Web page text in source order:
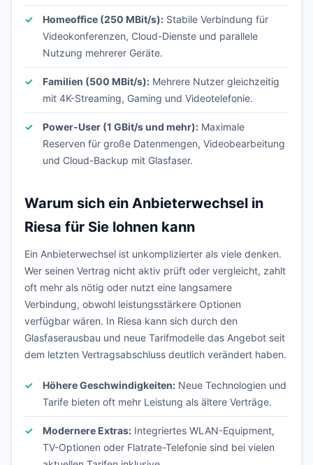
Homeoffice (250 MBit/s): Stabile Verbindung für
Videokonferenzen, Cloud-Dienste und parallele
Nutzung mehrerer Geräte.
Familien (500 MBit/s): Mehrere Nutzer gleichzeitig
mit 4K-Streaming, Gaming und Videotelefonie.
Power-User (1 GBit/s und mehr): Maximale
Reserven für große Datenmengen, Videobearbeitung
und Cloud-Backup mit Glasfaser.
Warum sich ein Anbieterwechsel in
Riesa für Sie lohnen kann
Ein Anbieterwechsel ist unkomplizierter als viele denken.
Wer seinen Vertrag nicht aktiv prüft oder vergleicht, zahlt
oft mehr als nötig oder nutzt eine langsamere
Verbindung, obwohl leistungsstärkere Optionen
verfügbar wären. In Riesa kann sich durch den
Glasfaserausbau und neue Tarifmodelle das Angebot seit
dem letzten Vertragsabschluss deutlich verändert haben.
Höhere Geschwindigkeiten: Neue Technologien und
Tarife bieten oft mehr Leistung als ältere Verträge.
Modernere Extras: Integriertes WLAN-Equipment,
TV-Optionen oder Flatrate-Telefonie sind bei vielen